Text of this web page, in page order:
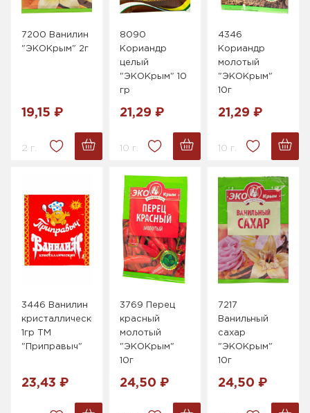
7200 Ванилин
"ЭКОКрым" 2г
19,15 ₽
2 г.
8090
Кориандр
целый
"ЭКОКрым" 10
гр
21,29 ₽
10 г.
4346
Кориандр
молотый
"ЭКОКрым"
10г
21,29 ₽
10 г.
3446 Ванилин
кристаллический
1гр ТМ
"Приправыч"
23,43 ₽
3769 Перец
красный
молотый
"ЭКОКрым"
10г
24,50 ₽
7217
Ванильный
сахар
"ЭКОКрым"
10г
24,50 ₽